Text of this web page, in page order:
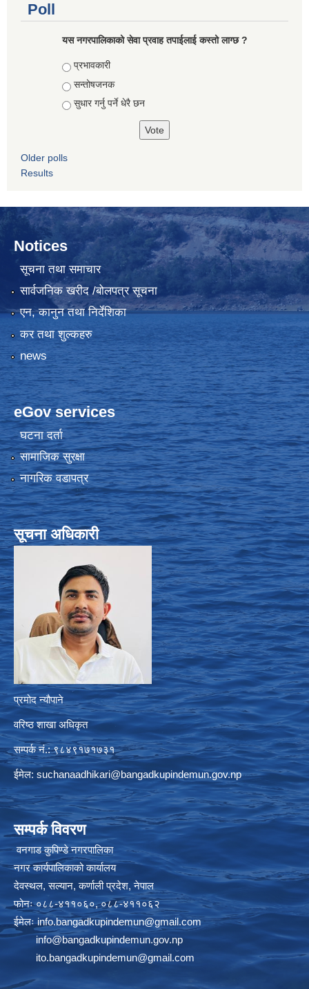
Poll
यस नगरपालिकाको सेवा प्रवाह तपाईलाई कस्तो लाग्छ ?
Choices
प्रभावकारी
सन्तोषजनक
सुधार गर्नु पर्ने धेरै छन
Older polls
Results
Notices
सूचना तथा समाचार
सार्वजनिक खरीद /बोलपत्र सूचना
एन, कानुन तथा निर्देशिका
कर तथा शुल्कहरु
news
eGov services
घटना दर्ता
सामाजिक सुरक्षा
नागरिक वडापत्र
सूचना अधिकारी
प्रमोद न्यौपाने
वरिष्ठ शाखा अधिकृत
सम्पर्क नं.: ९८४९१७१७३१
ईमेल: suchanaadhikari@bangadkupindemun.gov.np
सम्पर्क विवरण
वनगाड कुपिण्डे नगरपालिका
नगर कार्यपालिकाको कार्यालय
देवस्थल, सल्यान, कर्णाली प्रदेश, नेपाल
फोनः ०८८-४११०६०, ०८८-४११०६२
ईमेलःinfo.bangadkupindemun@gmail.com
info@bangadkupindemun.gov.np
ito.bangadkupindemun@gmail.com